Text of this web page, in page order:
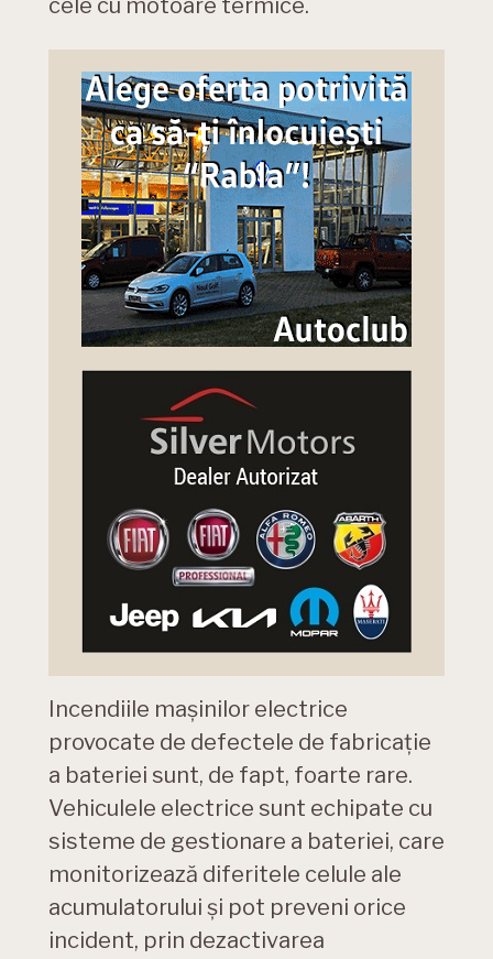
cele cu motoare termice.
Incendiile mașinilor electrice
provocate de defectele de fabricație
a bateriei sunt, de fapt, foarte rare.
Vehiculele electrice sunt echipate cu
sisteme de gestionare a bateriei, care
monitorizează diferitele celule ale
acumulatorului și pot preveni orice
incident, prin dezactivarea